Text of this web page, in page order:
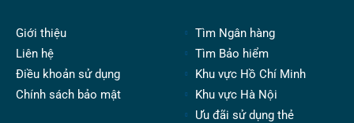
Giới thiệu
Liên hệ
Điều khoản sử dụng
Chính sách bảo mật
Tìm Ngân hàng
Tìm Bảo hiểm
Khu vực Hồ Chí Minh
Khu vực Hà Nội
Ưu đãi sử dụng thẻ